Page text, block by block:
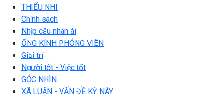
THIẾU NHI
Chính sách
Nhịp cầu nhân ái
ỐNG KÍNH PHÓNG VIÊN
Giải trí
Người tốt - Việc tốt
GÓC NHÌN
XÃ LUẬN - VẤN ĐỀ KỲ NÀY